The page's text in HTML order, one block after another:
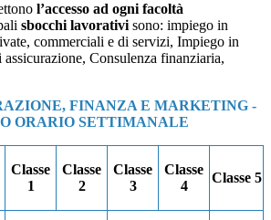
l’accesso ad ogni facoltà
sbocchi lavorativi sono: impiego in
commerciali e di servizi, Impiego in
Consulenza finanziaria,
FINANZA E MARKETING -
ORARIO SETTIMANALE
Classe
1
Classe
2
Classe
3
Classe
4
Classe 5